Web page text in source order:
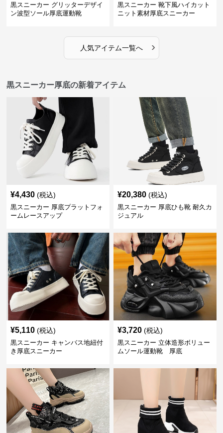
黒スニーカー グリッターデザイ
ン波型ソール厚底運動靴
黒スニーカー 靴下風ハイカット
ニット素材厚底スニーカー
人気アイテム一覧へ ›
黒スニーカー厚底の新着アイテム
¥4,430 (税込)
黒スニーカー 厚底プラットフォ
ームレースアップ
¥20,380 (税込)
黒スニーカー 厚底ひも靴 耐久カ
ジュアル
¥5,110 (税込)
黒スニーカー キャンバス地紐付
き厚底スニーカー
¥3,720 (税込)
黒スニーカー 立体造形ボリュー
ムソール運動靴 厚底